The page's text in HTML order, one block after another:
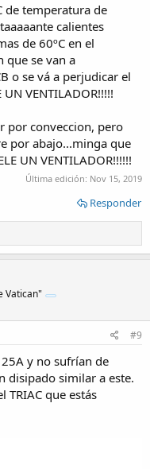
de temperatura de
calientes
de 60ºC en el
que se van a
o se vá a perjudicar el
VENTILADOR!!!!!
por conveccion, pero
por abajo...minga que
UN VENTILADOR!!!!!!
Última edición: Nov 15, 2019
Responder
Vatican"
#9
y no sufrían de
disipado similar a este.
TRIAC que estás